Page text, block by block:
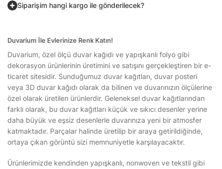
Siparişim hangi kargo ile gönderilecek?
Duvarium İle Evlerinize Renk Katın!
Duvarium, özel ölçü duvar kağıdı ve yapışkanlı folyo gibi
dekorasyon ürünlerinin üretimini ve satışını gerçekleştiren bir e-
ticaret sitesidir. Sunduğumuz duvar kağıtları, duvar posteri
veya 3D duvar kağıdı olarak da bilinen ve duvarınızın ölçülerine
özel olarak üretilen ürünlerdir. Geleneksel duvar kağıtlarından
farklı olarak, bu duvar kağıtları küçük ve sıkıcı desenler yerine
daha büyük ve eşsiz desenlerle duvarınıza yeni bir atmosfer
katmaktadır. Parçalar halinde üretilip bir araya getirildiğinde,
ortaya çıkan görüntü sizi memnuniyetle karşılayacaktır.
Ürünlerimizde kendinden yapışkanlı, nonwoven ve tekstil gibi